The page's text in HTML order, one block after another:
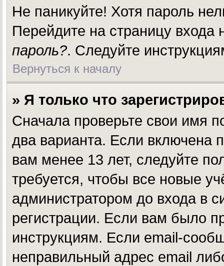
Не паникуйте! Хотя пароль
Перейдите на страницу
пароль?. Следуйте
Вернуться к началу
» Я только что
Сначала проверьте свои имя
два варианта. Если включена
вам менее 13 лет, следуйте
требуется, чтобы все новые
администратором до входа в
регистрации. Если вам было
инструкциям. Если email-
неправильный адрес email